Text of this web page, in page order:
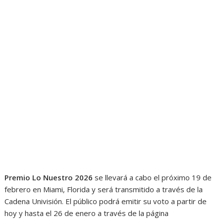
Premio Lo Nuestro 2026 se llevará a cabo el próximo 19 de
febrero en Miami, Florida y será transmitido a través de la
Cadena Univisión. El público podrá emitir su voto a partir de
hoy y hasta el 26 de enero a través de la página